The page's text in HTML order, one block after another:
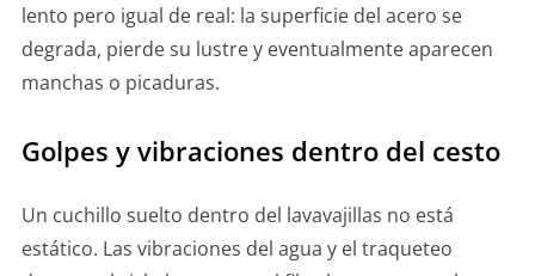
lento pero igual de real: la superficie del acero se
degrada, pierde su lustre y eventualmente aparecen
manchas o picaduras.
Golpes y vibraciones dentro del cesto
Un cuchillo suelto dentro del lavavajillas no está
estático. Las vibraciones del agua y el traqueteo